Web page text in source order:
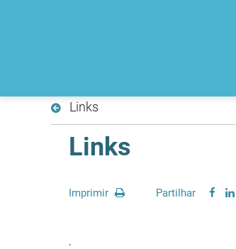
Links
Links
Imprimir Partilhar
.